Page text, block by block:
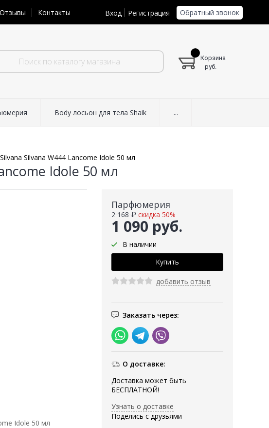
Отзывы Контакты Вход Регистрация Обратный звонок
Корзина
руб.
Body лосьон для тела Shaik ...
Silvana W444 Lancome Idole 50 мл
Idole 50 мл
Парфюмерия
1 090 руб.
2 168 ₽ скидка 50%
В наличии
добавить отзыв
Заказать через:
О доставке:
Доставка может быть
БЕСПЛАТНОЙ!
Узнать о доставке
Поделись с друзьями
Idole 50 мл